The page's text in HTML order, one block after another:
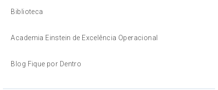
Biblioteca
Academia Einstein de Excelência Operacional
Blog Fique por Dentro